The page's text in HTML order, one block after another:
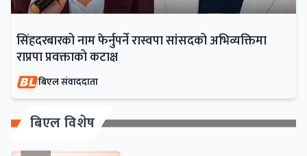
सिंहदरबारको नाम फेर्नुपर्ने रास्वपा सांसदको अभिव्यक्तिमा
राप्रपा प्रवक्ताको कटाक्ष
बिएल संवाददाता
बिएल विशेष